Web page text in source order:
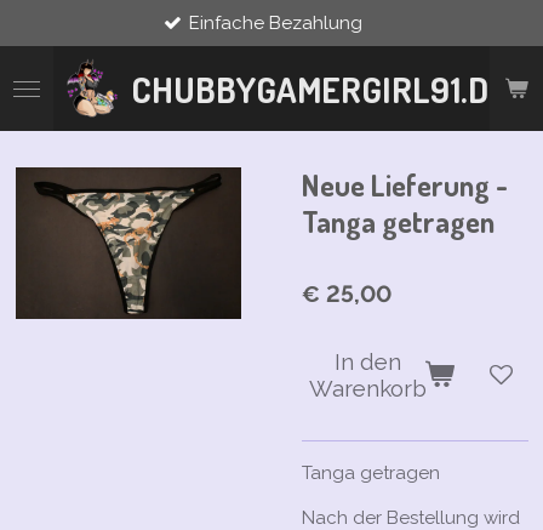
Hauptinhalt
springen
CHUBBYGAMERGIRL91.DE
Einfache Bezahlung
Neue Lieferung -
Tanga getragen
€ 25,00
In den
Warenkorb
Tanga getragen
Nach der Bestellung wird